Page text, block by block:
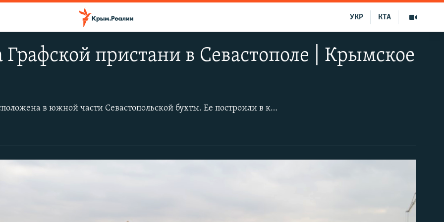
КТА
УКР
пристани в Севастополе | Крымское
Графская пристань расположена в южной части Севастопольской бухты. Ее построили в конце XVIII века. В 1787 году к приезду Екатерины II пристань переименовали в Екатерининскую, а позже она получила название Графской в честь графа Войновича.